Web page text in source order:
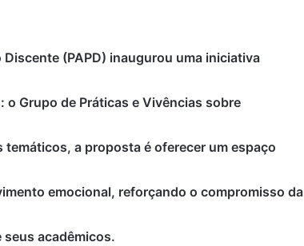
(PAPD) inaugurou uma iniciativa
Grupo de Práticas e Vivências sobre
a proposta é oferecer um espaço
emocional, reforçando o compromisso da
seus acadêmicos.